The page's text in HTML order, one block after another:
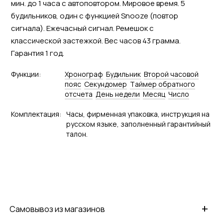
мин. до 1 часа с автоповтором. Мировое время. 5
будильников, один с функцией Snooze (повтор
сигнала). Ежечасный сигнал. Ремешок с
классической застежкой. Вес часов 43 грамма.
Гарантия 1 год.
Функции: Хронограф Будильник Второй часовой
пояс Секундомер Tаймер обратного
отсчета День недели Месяц Число
Комплектация: Часы, фирменная упаковка, инструкция на
русском языке, заполненный гарантийный
талон.
+
Самовывоз из магазинов